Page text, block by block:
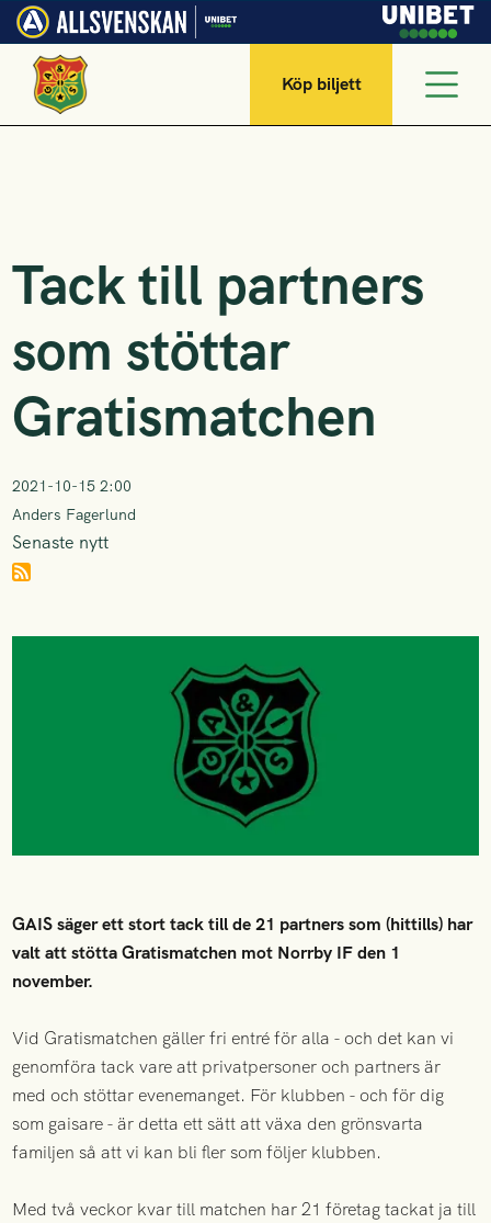
Köp biljett
Tack till partners
som stöttar
Gratismatchen
2021-10-15 2:00
Anders Fagerlund
Senaste nytt
GAIS säger ett stort tack till de 21 partners som (hittills) har
valt att stötta Gratismatchen mot Norrby IF den 1
november.
Vid Gratismatchen gäller fri entré för alla - och det kan vi
genomföra tack vare att privatpersoner och partners är
med och stöttar evenemanget. För klubben - och för dig
som gaisare - är detta ett sätt att växa den grönsvarta
familjen så att vi kan bli fler som följer klubben.
Med två veckor kvar till matchen har 21 företag tackat ja till